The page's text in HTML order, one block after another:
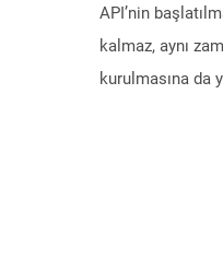
API’nin
kalmaz, aynı
kurulmasına da